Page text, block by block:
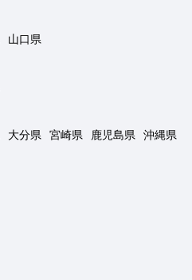
山口県
大分県 宮崎県 鹿児島県 沖縄県